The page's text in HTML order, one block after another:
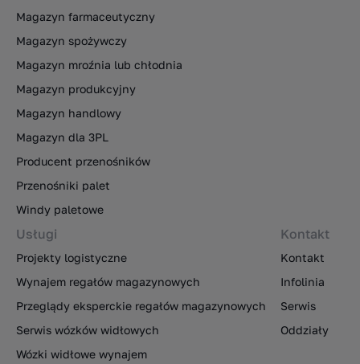
Magazyn farmaceutyczny
Magazyn spożywczy
Magazyn mroźnia lub chłodnia
Magazyn produkcyjny
Magazyn handlowy
Magazyn dla 3PL
Producent przenośników
Przenośniki palet
Windy paletowe
Usługi
Projekty logistyczne
Wynajem regałów magazynowych
Przeglądy eksperckie regałów magazynowych
Serwis wózków widłowych
Wózki widłowe wynajem
Kontakt
Kontakt
Infolinia
Serwis
Oddziały